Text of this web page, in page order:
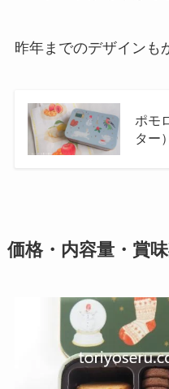
昨年までのデザインも
ポモ
ター）
価格・内容量・賞